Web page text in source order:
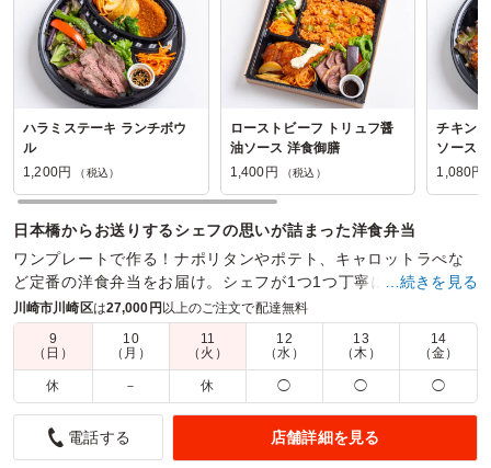
ハラミステーキ ランチボウ
ル
1,200円
（税込）
ローストビーフ トリュフ醤
油ソース 洋食御膳
1,400円
（税込）
チキン
ソース
1,080円
日本橋からお送りするシェフの思いが詰まった洋食弁当
ワンプレートで作る！ナポリタンやポテト、キャロットラぺな
ど定番の洋食弁当をお届け。シェフが1つ1つ丁寧に丹精込めて
作ったおかずやメインは食べただけで幸せになります！
商品数： 締切日時： 1日前17:00 価格帯：
864円～1,400円
配達時間：
10:30～18:00
種類がとても多くおいしかった
5.0
…続きを見る
川崎市川崎区は27,000円以上のご注文で配達無料
9
（日）
10
（月）
11
（火）
12
（水）
13
（木）
14
（金）
休 － 休 ◯ ◯ ◯
電話する 店舗詳細を見る